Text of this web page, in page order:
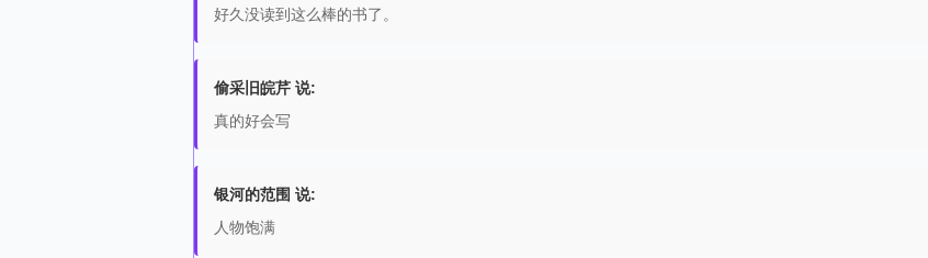
好久没读到这么棒的书了。
偷采旧皖芹 说:
真的好会写
银河的范围 说:
人物饱满